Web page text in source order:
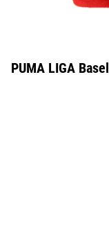
PUMA LIGA